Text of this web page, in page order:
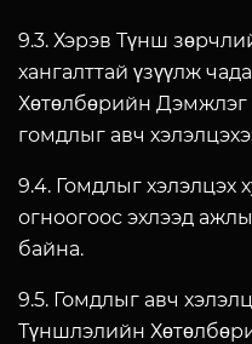
9.3. Хэрэв Түнш
хангалттай үзүүлж
Хөтөлбөрийн Дэмжлэг
гомдлыг авч
9.4. Гомдлыг хэлэлцэх
огноогоос эхлээд
байна.
9.5. Гомдлыг авч
Түншлэлийн